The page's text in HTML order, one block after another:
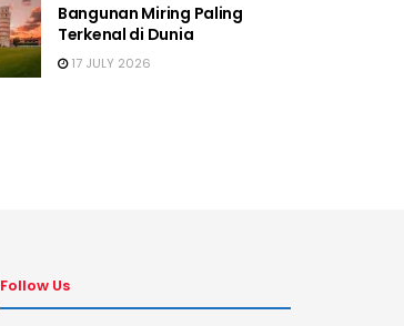
Bangunan Miring Paling
Terkenal di Dunia
17 JULY 2026
Follow Us